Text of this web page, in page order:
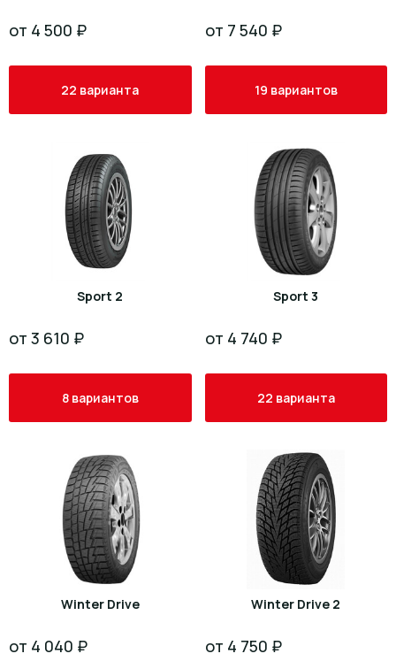
от 4 500 ₽
22 варианта
от 7 540 ₽
19 вариантов
Sport 2
от 3 610 ₽
8 вариантов
Sport 3
от 4 740 ₽
22 варианта
Winter Drive
от 4 040 ₽
Winter Drive 2
от 4 750 ₽